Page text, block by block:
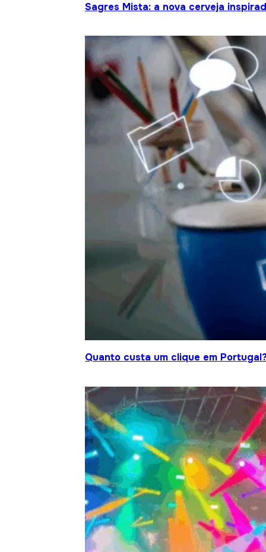
Sagres Mista: a nova cerveja
Quanto custa um clique em